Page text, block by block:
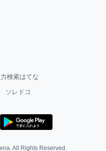
力検索はてな
ソレドコ
. All Rights Reserved.